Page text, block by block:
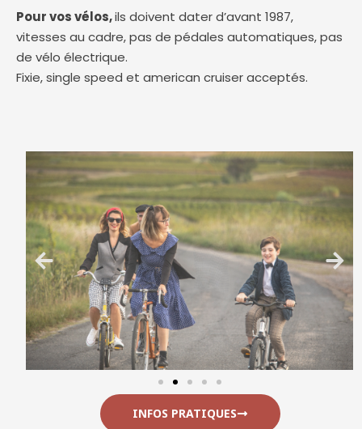
Pour vos vélos,ils doivent dater d’avant 1987,
vitesses au cadre, pas de pédales automatiques, pas
de vélo électrique.
Fixie, single speed et american cruiser acceptés.
INFOS PRATIQUES